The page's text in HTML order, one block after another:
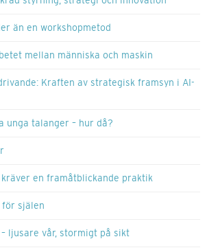
än en workshopmetod
mellan människa och maskin
Kraften av strategisk framsyn i AI-
unga talanger – hur då?
en framåtblickande praktik
för själen
ljusare vår, stormigt på sikt